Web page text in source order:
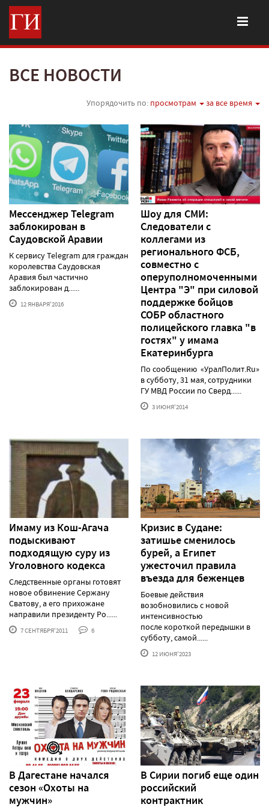
ВСЕ НОВОСТИ
Упорядочить по: просмотрам за все время
Мессенджер Telegram
заблокирован в
Саудовской Аравии
К сервису Telegram для граждан
королевства Саудовская
Аравия был частично
заблокирован д......
12 ЯНВАРЯ'2016
Шоу для СМИ:
Следователи с
коллегами из
регионального ФСБ,
совместно с
оперуполномоченными
Центра "Э" при силовой
поддержке бойцов
СОБР областного
полицейского главка "в
гостях" у имама
Екатеринбурга
По сообщению «УралПолит.Ru»
в субботу, 31 мая, сотрудники
ГУ МВД России по Сверд......
3 ИЮНЯ'2014
Имаму из Кош-Агача
подыскивают
подходящую суру из
Уголовного кодекса
Следственные органы готовят
новое обвинение Сержану
Сватову, а его прихожане
направили президенту Ро......
7 СЕНТЯБРЯ'2011 6
Кризис в Судане:
затишье сменилось
бурей, а Египет
ужесточил правила
въезда для беженцев
Боевые действия
возобновились с новой
интенсивностью
после короткой передышки в
субботу, самой......
12 ИЮНЯ'2023
В Дагестане начался
сезон «Охоты на
мужчин»
В Сирии погиб еще один
российский
контрактник